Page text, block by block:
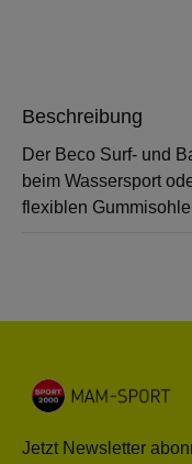
Beschreibung
Der Beco Surf- und
beim Wassersport
flexiblen
Jetzt Newsletter